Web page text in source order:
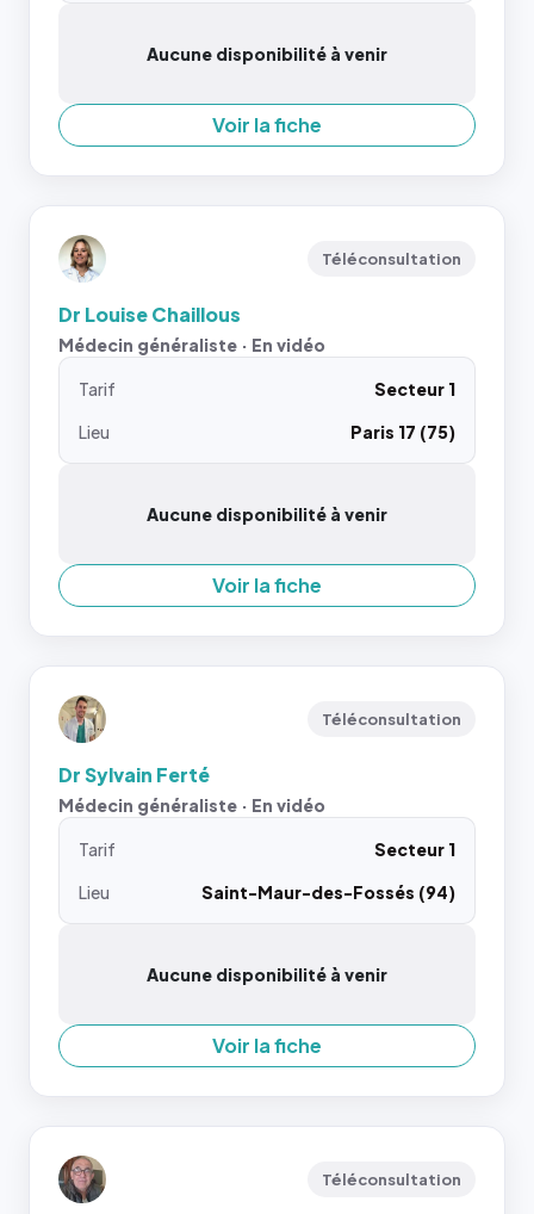
Aucune disponibilité à venir
Voir la fiche
Téléconsultation
Dr Louise Chaillous
Médecin généraliste · En vidéo
Tarif
Secteur 1
Lieu
Paris 17 (75)
Aucune disponibilité à venir
Voir la fiche
Téléconsultation
Dr Sylvain Ferté
Médecin généraliste · En vidéo
Tarif
Secteur 1
Lieu
Saint-Maur-des-Fossés (94)
Aucune disponibilité à venir
Voir la fiche
Téléconsultation